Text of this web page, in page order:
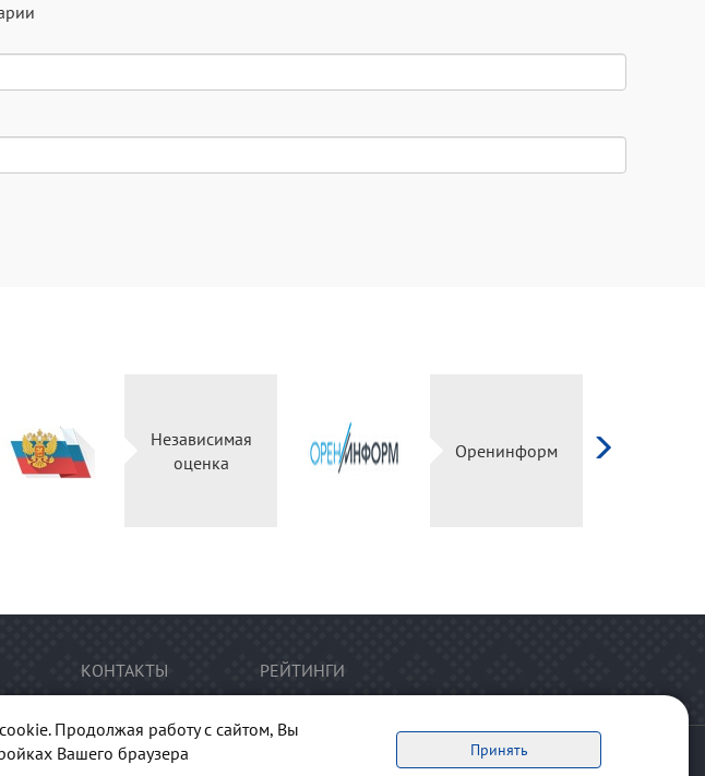
Независимая
оценка
Оренинформ
Продолжая работу с сайтом, Вы
Вашего браузера
Принять
КОНТАКТЫ РЕЙТИНГИ